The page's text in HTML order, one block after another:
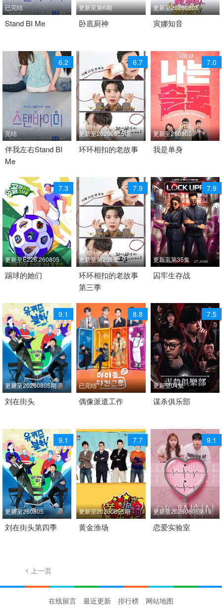
已完结
2026 / 韩国 / 韩语
Stand BI Me
更新至第6期
2026 / 韩国 / 韩语
卧底厨神
更新至20260805
2026 / 韩国 / 韩语
寅娜知音
6.2
完结
2026 / 韩国 / 韩语
日韩综艺
伴我左右Stand BI
Me
6.7
更新至20260806期
2021 / 韩国 / 韩语
环环相扣的老故事
7.0
更新至260805
2023 / 韩国 / 韩语
我是单身
7.3
更新至E226.260805
2021 / 韩国 / 韩语
踢球的她们
7.9
更新至第235集
2021 / 韩国 /
日韩综艺
环环相扣的老故事
第三季
7.9
更新至第35集
2026 / 印度 / 印地语
囚牢生存战
9.1
更新至20260805期
2018 / 韩国 / 韩语
刘在街头
8.8
已完结
2026 / 韩国 / 韩语
偶像派遣工作
7.5
更新至04集
2026 / 韩国 / 韩语
谋杀俱乐部
9.1
更新至260805
2022 / 韩国 / 韩语
刘在街头第四季
7.7
更新至20260805期
2007 / 韩国 / 韩语
黄金渔场
9.1
更新至20260805第10
期
恋爱实验室
上一页
在线留言 最近更新 排行榜
网站地图